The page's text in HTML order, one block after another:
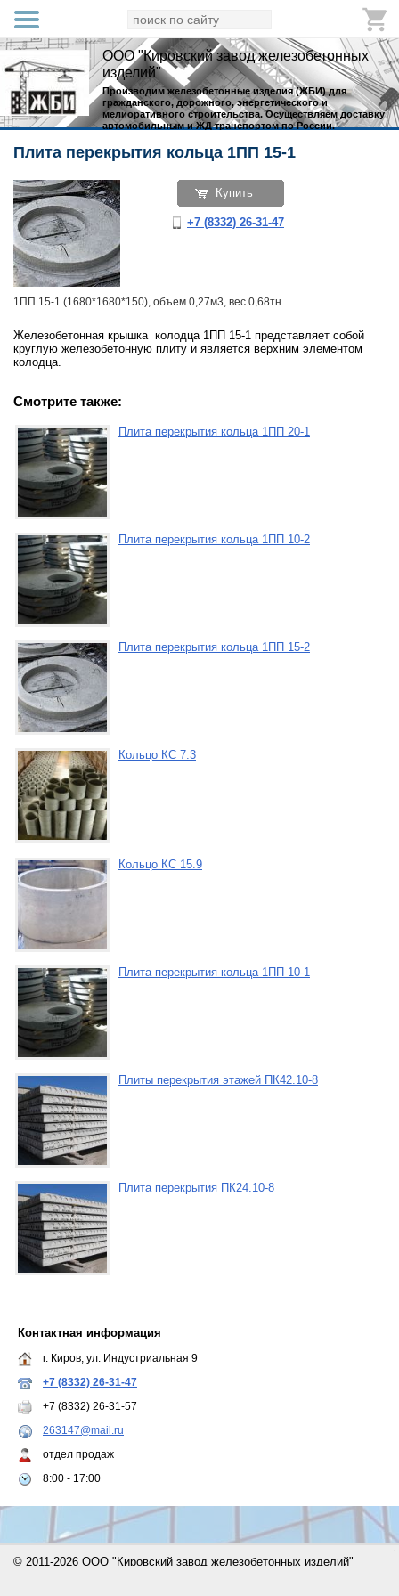
ООО "Кировский завод железобетонных
изделий"
Производим железобетонные изделия (ЖБИ) для
гражданского, дорожного, энергетического и
мелиоративного строительства. Осуществляем доставку
автомобильным и ЖД транспортом по России.
Плита перекрытия кольца 1ПП 15-1
Купить
+7 (8332) 26-31-47
1ПП 15-1 (1680*1680*150), объем 0,27м3, вес 0,68тн.
Железобетонная крышка колодца 1ПП 15-1 представляет собой
круглую железобетонную плиту и является верхним элементом
колодца.
Смотрите также:
Плита перекрытия кольца 1ПП 20-1
Плита перекрытия кольца 1ПП 10-2
Плита перекрытия кольца 1ПП 15-2
Кольцо КС 7.3
Кольцо КС 15.9
Плита перекрытия кольца 1ПП 10-1
Плиты перекрытия этажей ПК42.10-8
Плита перекрытия ПК24.10-8
Контактная информация
г. Киров, ул. Индустриальная 9
+7 (8332) 26-31-47
+7 (8332) 26-31-57
263147@mail.ru
отдел продаж
8:00 - 17:00
© 2011-2026 ООО "Кировский завод железобетонных изделий"